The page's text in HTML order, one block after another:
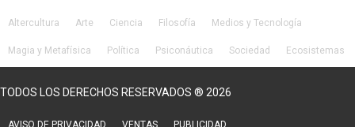
Altercultura Arte Ciencia Filosofía Medios y Tecnología
Magia y Metafísica Política Psiconáutica Sociedad Ecosistemas
TODOS LOS DERECHOS RESERVADOS ® 2026
AVISO DE PRIVACIDAD VENTAS PUBLICIDAD